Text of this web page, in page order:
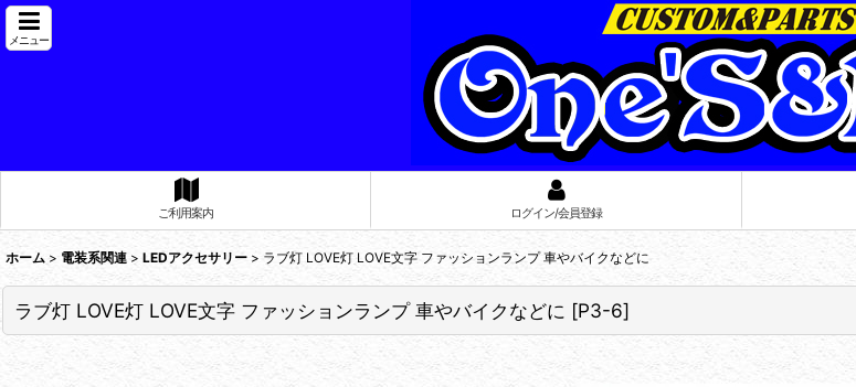
メニュー
ご利用案内 ログイン/会員登録
ホーム > 電装系関連 > LEDアクセサリー > ラブ灯 LOVE灯 LOVE文字 ファッションランプ 車やバイクなどに
ラブ灯 LOVE灯 LOVE文字 ファッションランプ 車やバイクなどに [P3-6]